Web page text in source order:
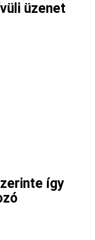
üzenet
így